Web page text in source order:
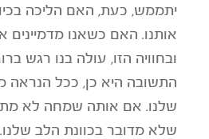
יתממש, כעת, האם הליכה
אותנו. האם כשאנו מדמיינים
ובחוויה הזו, עולה בנו רגש
התשובה היא כן, ככל הנראה
שלנו. אם אותה שמחה לא
שלא מדובר בכוונת הלב שלנו.